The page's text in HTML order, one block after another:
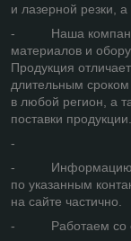
и лазерной резки,
- Наша компания
материалов и
Продукция
длительным
в любой регион, а
поставки продукции.
-
- Информацию по
по указанным
на сайте частично.
- Работаем со